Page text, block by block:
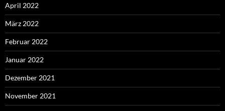
April 2022
März 2022
Februar 2022
Januar 2022
Dezember 2021
November 2021